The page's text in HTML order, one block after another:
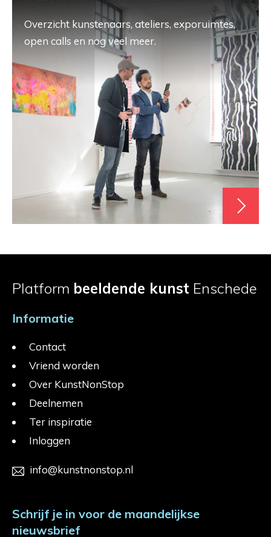
Overzicht kunstenaars, ateliers, exporuimtes,
open calls en nog veel meer.
Platform beeldende kunst Enschede
Informatie
Contact
Vriend worden
Over KunstNonStop
Deelnemen
Ter inspiratie
Inloggen
info@kunstnonstop.nl
Schrijf je in voor de maandelijkse
nieuwsbrief